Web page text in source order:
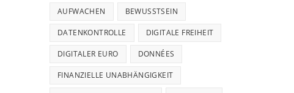
AUFWACHEN BEWUSSTSEIN
DATENKONTROLLE DIGITALE FREIHEIT
DIGITALER EURO DONNÉES
FINANZIELLE UNABHÄNGIGKEIT